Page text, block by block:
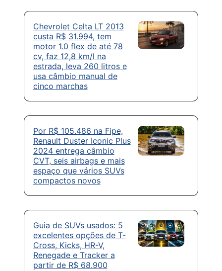
Chevrolet Celta LT 2013
custa R$ 31.994, tem
motor 1.0 flex de até 78
cv, faz 12,8 km/l na
estrada, leva 260 litros e
usa câmbio manual de
cinco marchas
Por R$ 105.486 na Fipe,
Renault Duster Iconic Plus
2024 entrega câmbio
CVT, seis airbags e mais
espaço que vários SUVs
compactos novos
Guia de SUVs usados: 5
excelentes opções de T-
Cross, Kicks, HR-V,
Renegade e Tracker a
partir de R$ 68.900